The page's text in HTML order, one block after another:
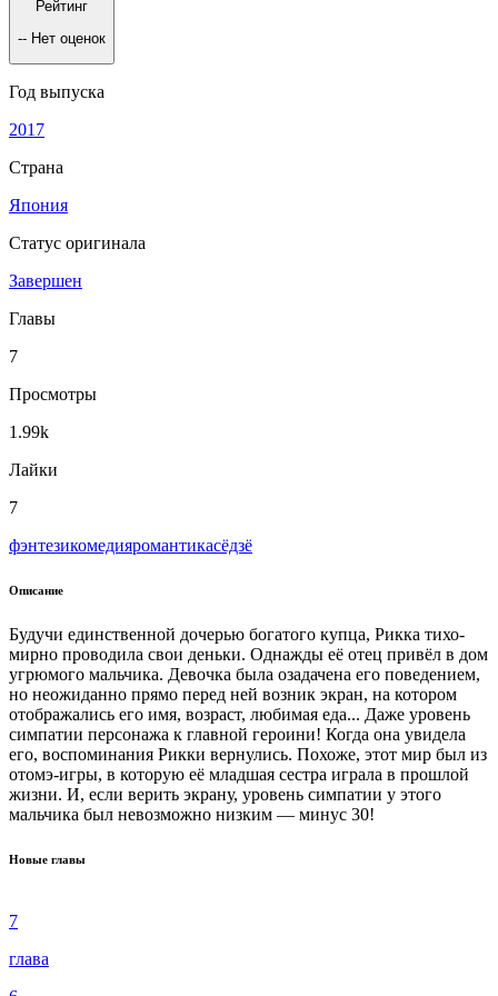
Рейтинг
-- Нет оценок
Год выпуска
2017
Страна
Япония
Статус оригинала
Завершен
Главы
7
Просмотры
1.99k
Лайки
7
фэнтезикомедияромантикасёдзё
Описание
Будучи единственной дочерью богатого купца, Рикка тихо-
мирно проводила свои деньки. Однажды её отец привёл в дом
угрюмого мальчика. Девочка была озадачена его поведением,
но неожиданно прямо перед ней возник экран, на котором
отображались его имя, возраст, любимая еда... Даже уровень
симпатии персонажа к главной героини! Когда она увидела
его, воспоминания Рикки вернулись. Похоже, этот мир был из
отомэ-игры, в которую её младшая сестра играла в прошлой
жизни. И, если верить экрану, уровень симпатии у этого
мальчика был невозможно низким — минус 30!
Новые главы
7
глава